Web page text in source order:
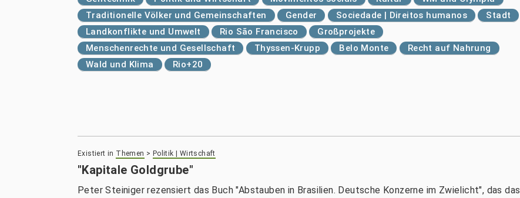
Traditionelle Völker und Gemeinschaften
Gender Sociedade | Direitos humanos
Stadt
Landkonflikte und Umwelt
Rio São Francisco
Großprojekte
Menschenrechte und Gesellschaft
Thyssen-Krupp Belo Monte
Recht auf Nahrung
Wald und Klima
Rio+20
Existiert in Themen > Politik | Wirtschaft
"Kapitale Goldgrube"
Peter Steiniger rezensiert das Buch "Abstauben in Brasilien. Deutsche Konzerne im Zwielicht", das das